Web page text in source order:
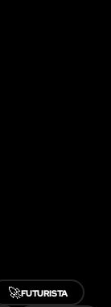
🚀FUTURISTA